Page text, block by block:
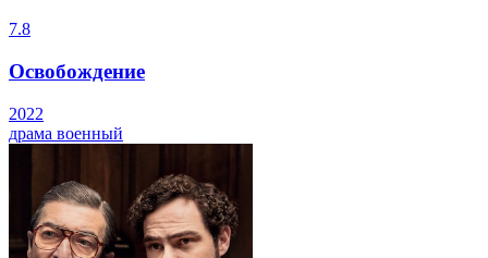
7.8
Освобождение
2022
драма военный